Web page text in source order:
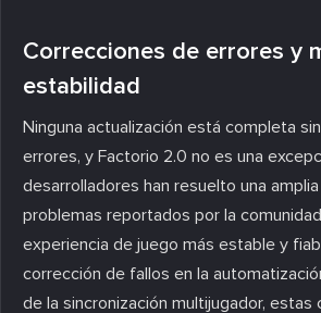
Correcciones de errores y
estabilidad
Ninguna actualización está completa
errores, y Factorio 2.0 no es una
desarrolladores han resuelto una
problemas reportados por la
experiencia de juego más estable y
corrección de fallos en la
de la sincronización multijugador, estas